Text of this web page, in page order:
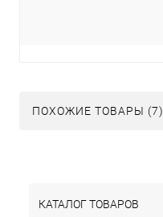
ПОХОЖИЕ ТОВАРЫ (7)
КАТАЛОГ ТОВАРОВ